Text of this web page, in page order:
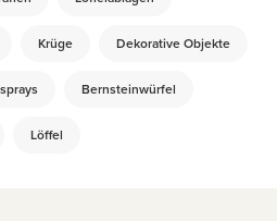
Krüge Dekorative Objekte
Bernsteinwürfel
Löffel